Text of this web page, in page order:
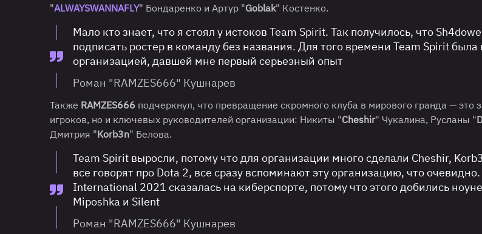
"ALWAYSWANNAFLY" Бондаренко и Артур "Goblak" Костенко.
Мало кто знает, что я стоял у истоков Team Spirit. Так получилось, что
подписать ростер в команду без названия. Для того времени Team Spirit была
организацией, давшей мне первый серьезный опыт
Роман "RAMZES666" Кушнарев
Также RAMZES666 подчеркнул, что превращение скромного клуба в мирового гранда — это
игроков, но и ключевых руководителей организации: Никиты "Cheshir" Чукалина, Русланы "
Дмитрия "Korb3n" Белова.
Team Spirit выросли, потому что для организации много сделали Cheshir,
все говорят про Dota 2, все сразу вспоминают эту организацию, что
International 2021 сказалась на киберспорте, потому что этого добились
Miposhka и Silent
Роман "RAMZES666" Кушнарев